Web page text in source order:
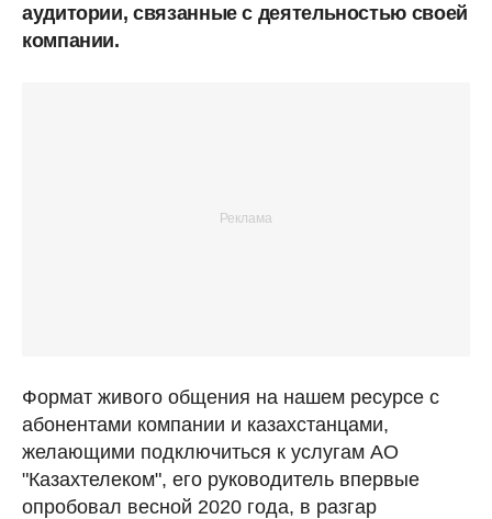
аудитории, связанные с деятельностью своей
компании.
Формат живого общения на нашем ресурсе с
абонентами компании и казахстанцами,
желающими подключиться к услугам АО
"Казахтелеком", его руководитель впервые
опробовал весной 2020 года, в разгар